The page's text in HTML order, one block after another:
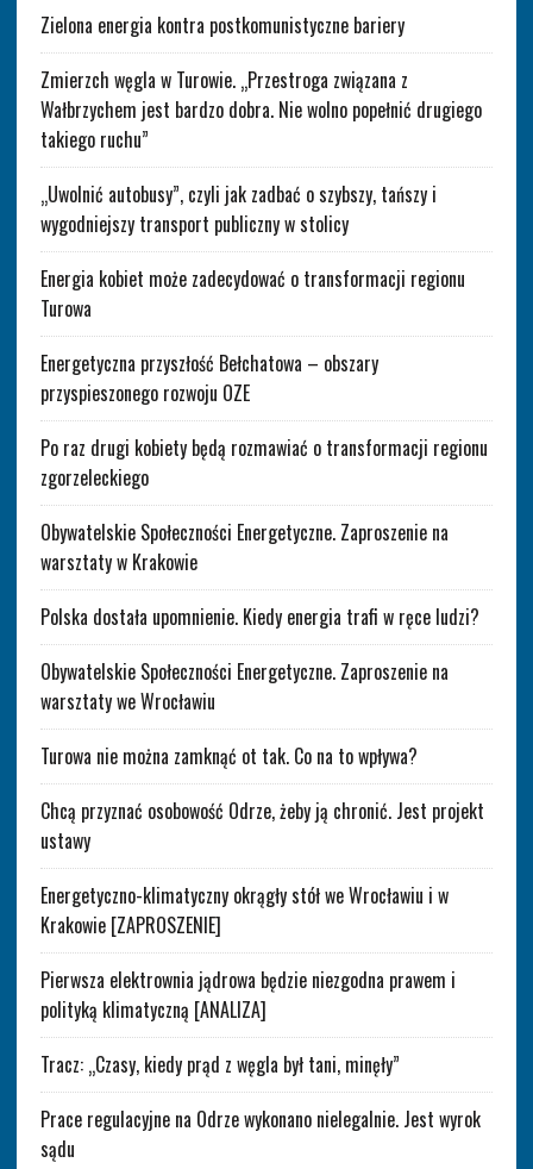
Zielona energia kontra postkomunistyczne bariery
Zmierzch węgla w Turowie. „Przestroga związana z
Wałbrzychem jest bardzo dobra. Nie wolno popełnić drugiego
takiego ruchu”
„Uwolnić autobusy”, czyli jak zadbać o szybszy, tańszy i
wygodniejszy transport publiczny w stolicy
Energia kobiet może zadecydować o transformacji regionu
Turowa
Energetyczna przyszłość Bełchatowa – obszary
przyspieszonego rozwoju OZE
Po raz drugi kobiety będą rozmawiać o transformacji regionu
zgorzeleckiego
Obywatelskie Społeczności Energetyczne. Zaproszenie na
warsztaty w Krakowie
Polska dostała upomnienie. Kiedy energia trafi w ręce ludzi?
Obywatelskie Społeczności Energetyczne. Zaproszenie na
warsztaty we Wrocławiu
Turowa nie można zamknąć ot tak. Co na to wpływa?
Chcą przyznać osobowość Odrze, żeby ją chronić. Jest projekt
ustawy
Energetyczno-klimatyczny okrągły stół we Wrocławiu i w
Krakowie [ZAPROSZENIE]
Pierwsza elektrownia jądrowa będzie niezgodna prawem i
polityką klimatyczną [ANALIZA]
Tracz: „Czasy, kiedy prąd z węgla był tani, minęły”
Prace regulacyjne na Odrze wykonano nielegalnie. Jest wyrok
sądu